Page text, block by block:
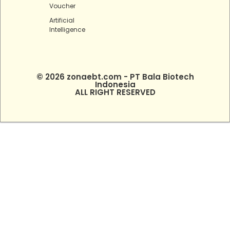
Voucher
Artificial
Intelligence
© 2026 zonaebt.com - PT Bala Biotech
Indonesia
ALL RIGHT RESERVED